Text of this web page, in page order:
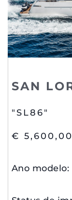
SAN
"SL86"
€
Ano modelo: